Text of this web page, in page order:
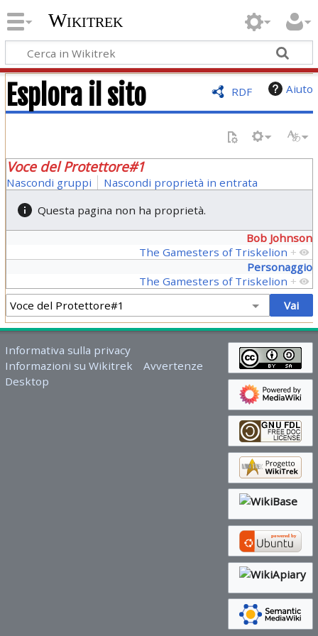
Wikitrek
RDF Aiuto
Esplora il sito
Voce del Protettore#1
Nascondi gruppi
Nascondi proprietà in entrata
Questa pagina non ha proprietà.
Bob Johnson
The Gamesters of Triskelion +
Personaggio
The Gamesters of Triskelion +
Informativa sulla privacy
Informazioni su Wikitrek
Avvertenze
Desktop